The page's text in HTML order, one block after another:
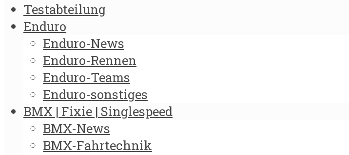
Testabteilung
Enduro
Enduro-News
Enduro-Rennen
Enduro-Teams
Enduro-sonstiges
BMX | Fixie | Singlespeed
BMX-News
BMX-Fahrtechnik